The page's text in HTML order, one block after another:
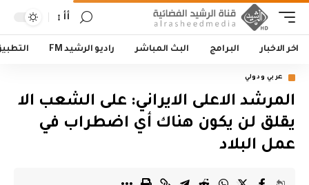
أأ
اخر الاخبار البرامج البث المباشر راديو الرشيد FM
عربي ودولي
المرشد الاعلى الايراني: على الشعب الا
يقلق لن يكون هناك أي اضطراب في
عمل البلاد